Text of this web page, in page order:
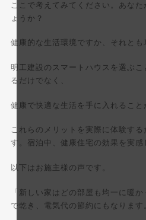
ここで考えてみてください。あな
ょうか？
健康的な生活環境ですか、それとも
明工建設のスマートハウスを選ぶ
るだけでなく、
健康で快適な生活を手に入れること
これらのメリットを実際に体験す
す。宿泊中、健康住宅の効果を実感
以下はお施主様の声です。
「新しい家はどの部屋も均一に暖
で乾き、電気代の節約にもなります